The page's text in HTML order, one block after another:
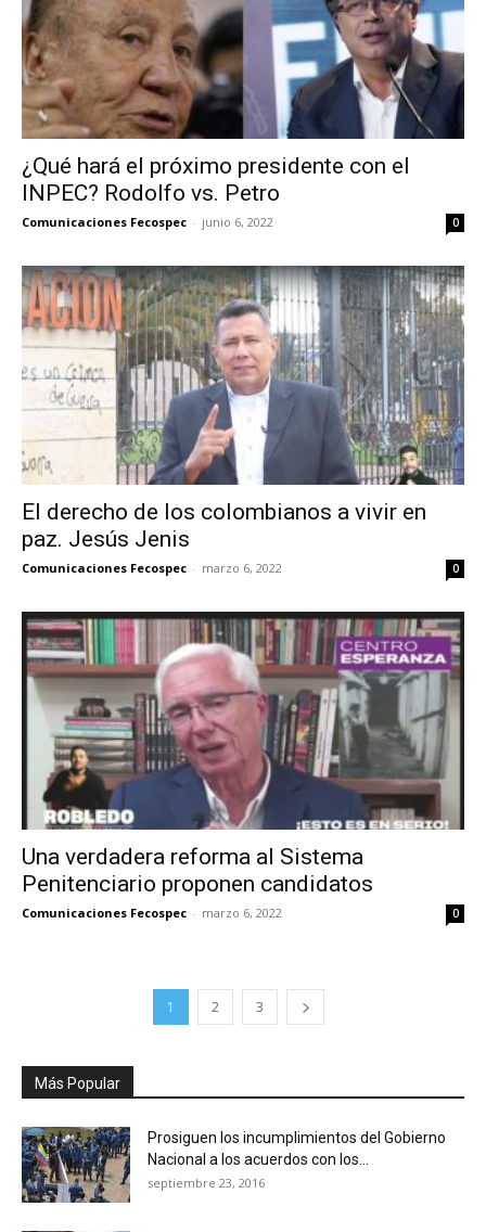
¿Qué hará el próximo presidente con el
INPEC? Rodolfo vs. Petro
Comunicaciones Fecospec - junio 6, 2022 0
El derecho de los colombianos a vivir en
paz. Jesús Jenis
Comunicaciones Fecospec - marzo 6, 2022 0
Una verdadera reforma al Sistema
Penitenciario proponen candidatos
Comunicaciones Fecospec - marzo 6, 2022 0
1 2 3
Más Popular
Prosiguen los incumplimientos del Gobierno
Nacional a los acuerdos con los...
septiembre 23, 2016